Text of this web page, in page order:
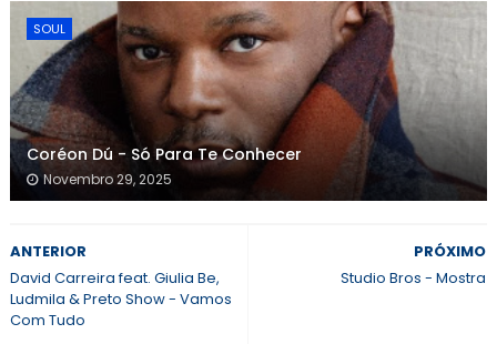
SOUL
Coréon Dú - Só Para Te Conhecer
Novembro 29, 2025
PRÓXIMO
Studio Bros - Mostra
ANTERIOR
David Carreira feat. Giulia Be,
Ludmila & Preto Show - Vamos
Com Tudo